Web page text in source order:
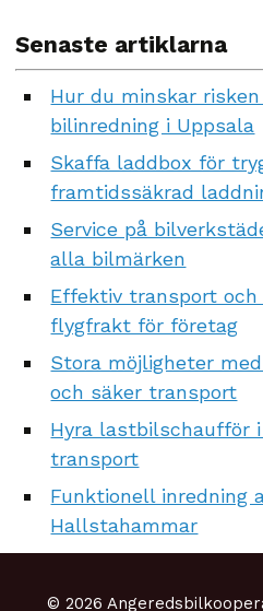
Senaste artiklarna
Hur du minskar
bilinredning i Uppsala
Skaffa laddbox för
framtidssäkrad
Service på
alla bilmärken
Effektiv transport och
flygfrakt för företag
Stora möjligheter
och säker transport
Hyra lastbilschaufför
transport
Funktionell inredning
Hallstahammar
© 2026